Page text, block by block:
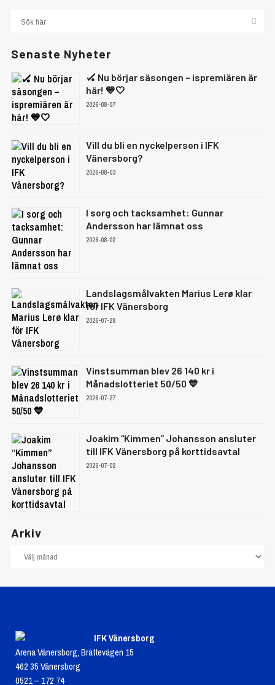
Senaste Nyheter
🏑 Nu börjar säsongen – ispremiären är
här! 💙🤍
2026-08-07
Vill du bli en nyckelperson i IFK
Vänersborg?
2026-08-03
I sorg och tacksamhet: Gunnar
Andersson har lämnat oss
2026-08-02
Landslagsmålvakten Marius Lerø klar
för IFK Vänersborg
2026-07-28
Vinstsumman blev 26 140 kr i
Månadslotteriet 50/50 💙
2026-07-27
Joakim “Kimmen” Johansson ansluter
till IFK Vänersborg på korttidsavtal
2026-07-02
Arkiv
IFK Vänersborg
Arena Vänersborg, Brättevägen 15
462 35 Vänersborg
0521 – 172 74